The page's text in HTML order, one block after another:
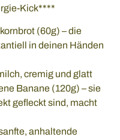
Kick****
(60g) – die
in deinen Händen
cremig und glatt
Banane (120g) – sie
gefleckt sind, macht
anhaltende